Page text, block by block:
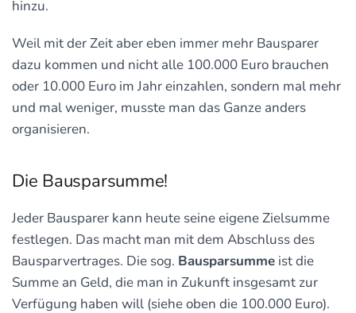
hinzu.
Weil mit der Zeit aber eben immer mehr Bausparer
dazu kommen und nicht alle 100.000 Euro brauchen
oder 10.000 Euro im Jahr einzahlen, sondern mal mehr
und mal weniger, musste man das Ganze anders
organisieren.
Die Bausparsumme!
Jeder Bausparer kann heute seine eigene Zielsumme
festlegen. Das macht man mit dem Abschluss des
Bausparvertrages. Die sog. Bausparsumme ist die
Summe an Geld, die man in Zukunft insgesamt zur
Verfügung haben will (siehe oben die 100.000 Euro).